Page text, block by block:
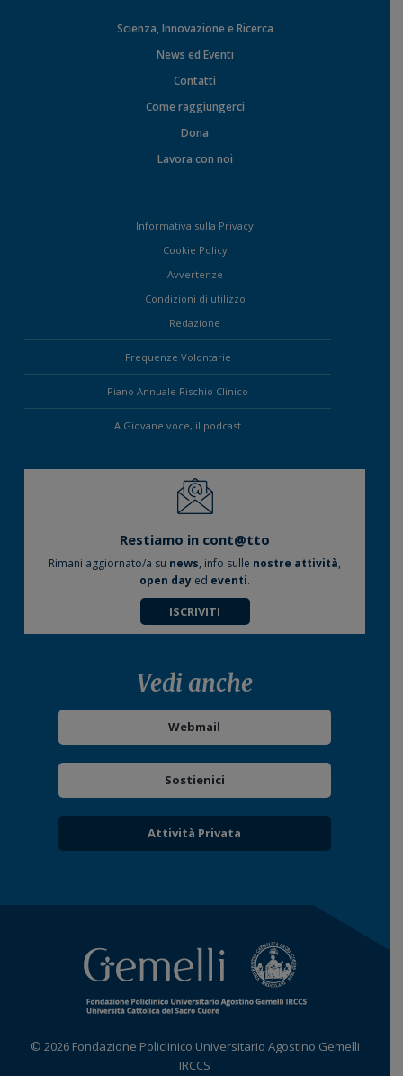
Scienza, Innovazione e Ricerca
News ed Eventi
Contatti
Come raggiungerci
Dona
Lavora con noi
Informativa sulla Privacy
Cookie Policy
Avvertenze
Condizioni di utilizzo
Redazione
Frequenze Volontarie
Piano Annuale Rischio Clinico
A Giovane voce, il podcast
Restiamo in cont@tto
Rimani aggiornato/a su news, info sulle nostre attività,
open day ed eventi.
ISCRIVITI
Vedi anche
Webmail
Sostienici
Attività Privata
© 2026 Fondazione Policlinico Universitario Agostino Gemelli
IRCCS